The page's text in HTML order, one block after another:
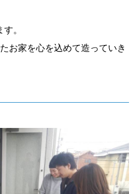
。
お家を心を込めて造っていき